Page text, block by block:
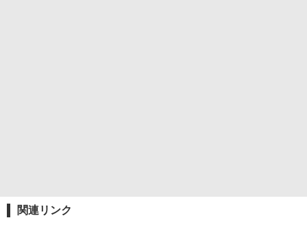
関連リンク